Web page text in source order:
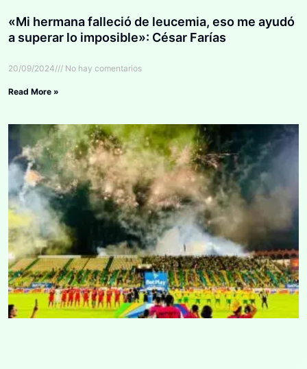
«Mi hermana falleció de leucemia, eso me ayudó
a superar lo imposible»: César Farías
20/09/2024 No hay comentarios
Read More »